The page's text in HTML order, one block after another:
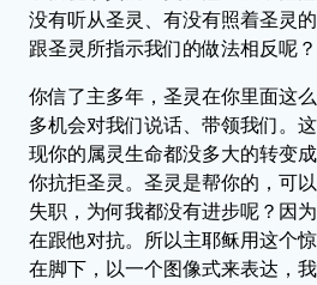
没有听从圣灵、有没有照着圣灵
跟圣灵所指示我们的做法相反呢？
你信了主多年，圣灵在你里面这
多机会对我们说话、带领我们。
现你的属灵生命都没多大的转变
你抗拒圣灵。圣灵是帮你的，可
失职，为何我都没有进步呢？因
在跟他对抗。所以主耶稣用这个
在脚下，以一个图像式来表达，